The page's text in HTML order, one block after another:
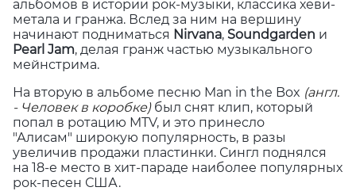
альбомов в истории рок-музыки, классика хеви-
метала и гранжа. Вслед за ним на вершину
начинают подниматься Nirvana, Soundgarden и
Pearl Jam, делая гранж частью музыкального
мейнстрима.
На вторую в альбоме песню Man in the Box (англ.
- Человек в коробке) был снят клип, который
попал в ротацию MTV, и это принесло
"Алисам" широкую популярность, в разы
увеличив продажи пластинки. Сингл поднялся
на 18-е место в хит-параде наиболее популярных
рок-песен США.